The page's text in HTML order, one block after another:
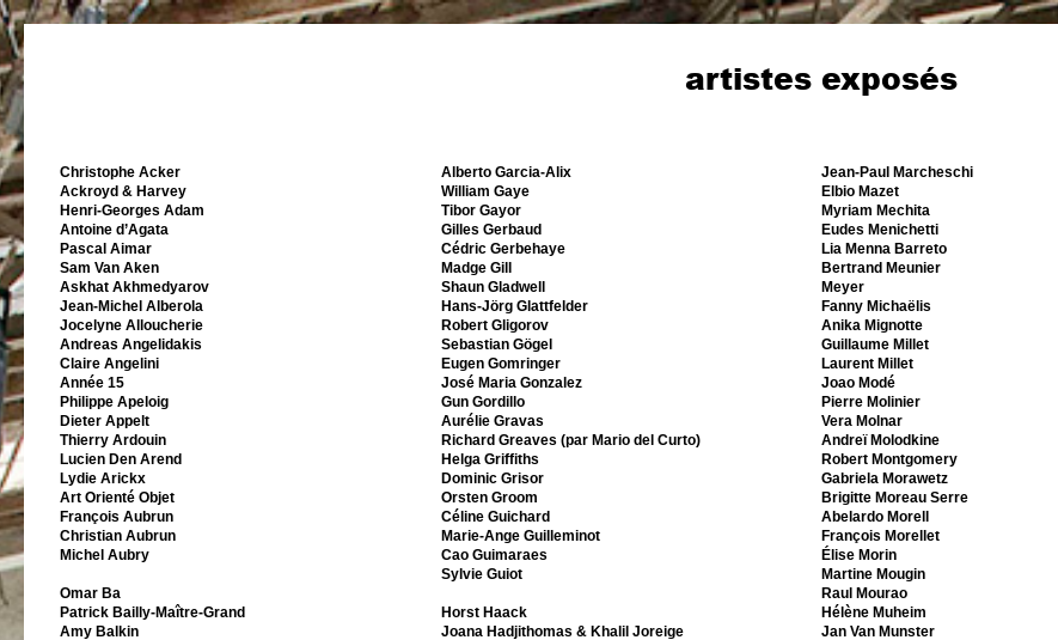
artistes exposés
Christophe Acker
Ackroyd & Harvey
Henri-Georges Adam
Antoine d’Agata
Pascal Aimar
Sam Van Aken
Askhat Akhmedyarov
Jean-Michel Alberola
Jocelyne Alloucherie
Andreas Angelidakis
Claire Angelini
Année 15
Philippe Apeloig
Dieter Appelt
Thierry Ardouin
Lucien Den Arend
Lydie Arickx
Art Orienté Objet
François Aubrun
Christian Aubrun
Michel Aubry
Omar Ba
Patrick Bailly-Maître-Grand
Amy Balkin
Alberto Garcia-Alix
William Gaye
Tibor Gayor
Gilles Gerbaud
Cédric Gerbehaye
Madge Gill
Shaun Gladwell
Hans-Jörg Glattfelder
Robert Gligorov
Sebastian Gögel
Eugen Gomringer
José Maria Gonzalez
Gun Gordillo
Aurélie Gravas
Richard Greaves (par Mario del Curto)
Helga Griffiths
Dominic Grisor
Orsten Groom
Céline Guichard
Marie-Ange Guilleminot
Cao Guimaraes
Sylvie Guiot
Horst Haack
Joana Hadjithomas & Khalil Joreige
Jean-Paul Marcheschi
Elbio Mazet
Myriam Mechita
Eudes Menichetti
Lia Menna Barreto
Bertrand Meunier
Meyer
Fanny Michaëlis
Anika Mignotte
Guillaume Millet
Laurent Millet
Joao Modé
Pierre Molinier
Vera Molnar
Andreï Molodkine
Robert Montgomery
Gabriela Morawetz
Brigitte Moreau Serre
Abelardo Morell
François Morellet
Élise Morin
Martine Mougin
Raul Mourao
Hélène Muheim
Jan Van Munster